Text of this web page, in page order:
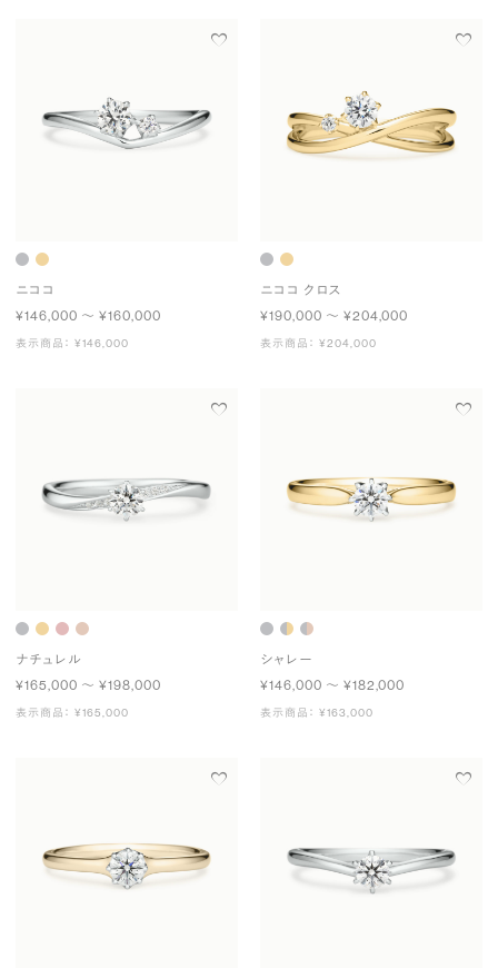
ニココ
¥146,000 〜 ¥160,000
表示商品： ¥146,000
ニココ クロス
¥190,000 〜 ¥204,000
表示商品： ¥204,000
ナチュレル
¥165,000 〜 ¥198,000
表示商品： ¥165,000
シャレー
¥146,000 〜 ¥182,000
表示商品： ¥163,000